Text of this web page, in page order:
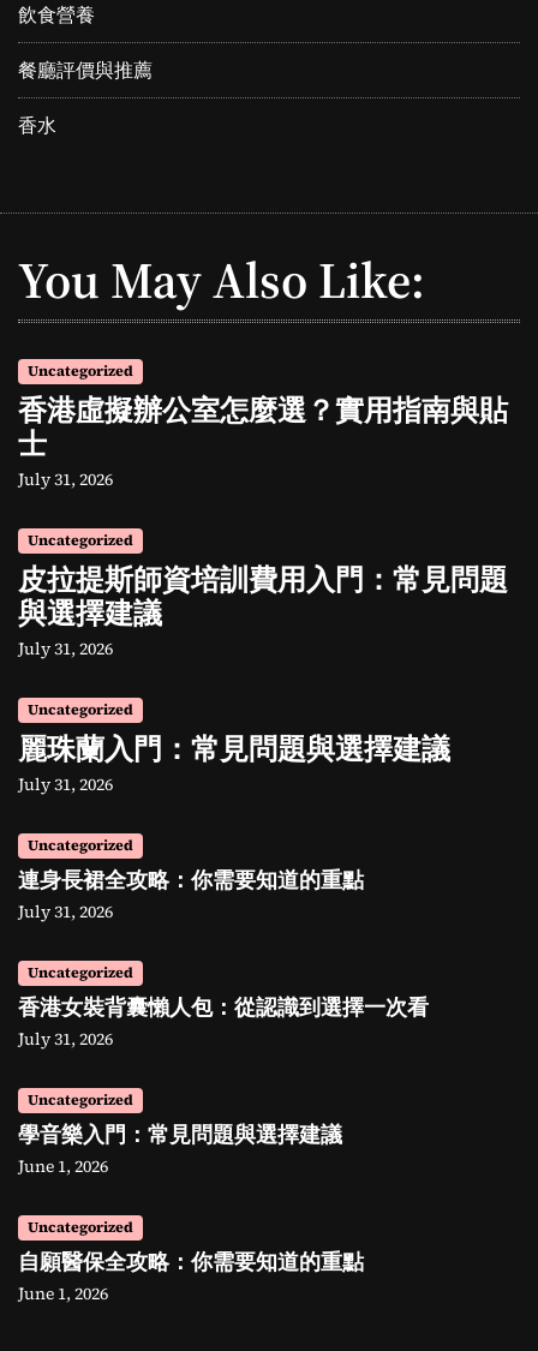
飲食營養
餐廳評價與推薦
香水
You May Also Like:
Uncategorized
香港虛擬辦公室怎麼選？實用指南與貼
士
July 31, 2026
Uncategorized
皮拉提斯師資培訓費用入門：常見問題
與選擇建議
July 31, 2026
Uncategorized
麗珠蘭入門：常見問題與選擇建議
July 31, 2026
Uncategorized
連身長裙全攻略：你需要知道的重點
July 31, 2026
Uncategorized
香港女裝背囊懶人包：從認識到選擇一次看
July 31, 2026
Uncategorized
學音樂入門：常見問題與選擇建議
June 1, 2026
Uncategorized
自願醫保全攻略：你需要知道的重點
June 1, 2026